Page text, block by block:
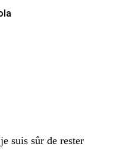
suis sûr de rester